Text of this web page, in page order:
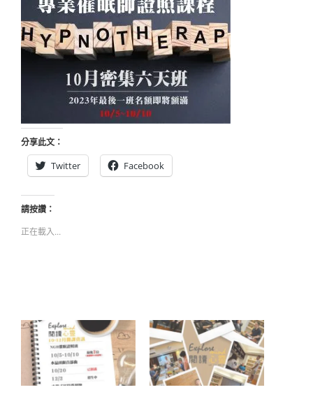
分享此文：
Twitter
Facebook
請按讚：
正在載入...